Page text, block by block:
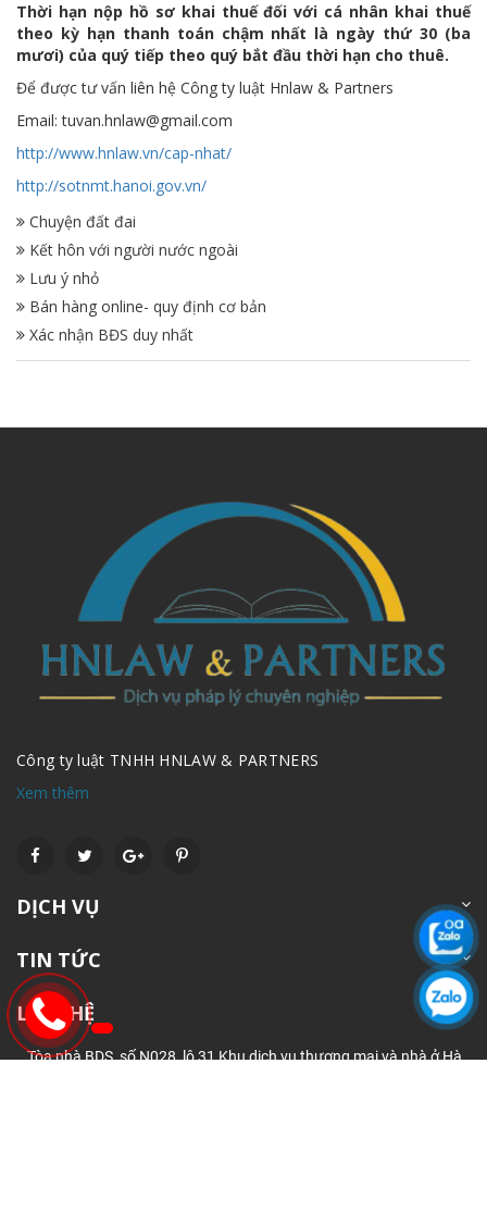
Thời hạn nộp hồ sơ khai thuế đối với cá nhân khai thuế
theo kỳ hạn thanh toán chậm nhất là ngày thứ 30 (ba
mươi) của quý tiếp theo quý bắt đầu thời hạn cho thuê.
Để được tư vấn liên hệ Công ty luật Hnlaw & Partners
Email: tuvan.hnlaw@gmail.com
http://www.hnlaw.vn/cap-nhat/
http://sotnmt.hanoi.gov.vn/
Chuyện đất đai
Kết hôn với người nước ngoài
Lưu ý nhỏ
Bán hàng online- quy định cơ bản
Xác nhận BĐS duy nhất
Công ty luật TNHH HNLAW & PARTNERS
Xem thêm
DỊCH VỤ
TIN TỨC
LIÊN HỆ
Tòa nhà BDS, số N028, lô 31 Khu dịch vụ thương mại và nhà ở Hà